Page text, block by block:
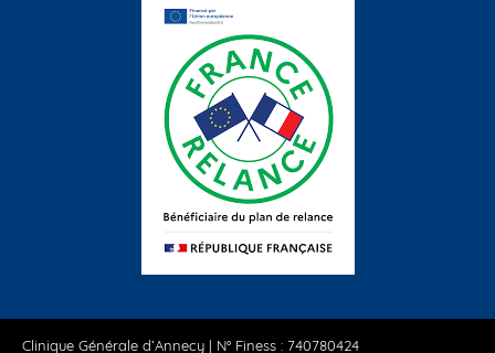
Clinique Générale d’Annecy | N° Finess : 740780424